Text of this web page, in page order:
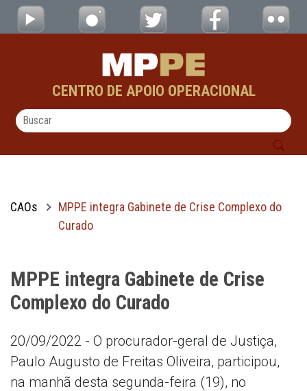
Pular para o Conteúdo principal
MPPE integra Gabinete de Crise Complexo
CENTRO DE APOIO OPERACIONAL
CAOs
MPPE integra Gabinete de Crise Complexo do
Curado
MPPE integra Gabinete de Crise
Complexo do Curado
20/09/2022 - O procurador-geral de Justiça,
Paulo Augusto de Freitas Oliveira, participou,
na manhã desta segunda-feira (19), no